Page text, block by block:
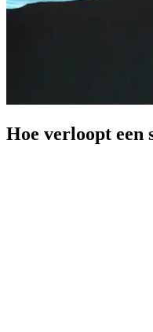
Hoe verloopt een